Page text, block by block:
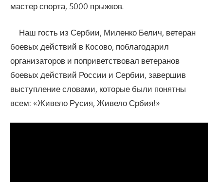
мастер спорта, 5000 прыжков.
Наш гость из Сербии, Миленко Белич, ветеран
боевых действий в Косово, поблагодарил
организаторов и поприветствовал ветеранов
боевых действий России и Сербии, завершив
выступление словами, которые были понятны
всем: «Живело Русия, Живело Србия!»